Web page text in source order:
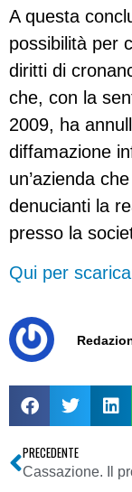
A questa
possibilità per
diritti di
che, con la
2009, ha
diffamazione
un’azienda
denucianti la
presso la
Qui per
PRECEDENTE